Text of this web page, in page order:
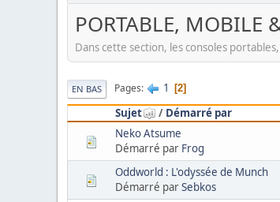
PORTABLE, MOBILE
Dans cette section, les consoles
EN BAS Pages 1 2
Sujet / Démarré par
Neko Atsume
Démarré par Frog
Oddworld : L'odyssée de Munch
Démarré parSebkos